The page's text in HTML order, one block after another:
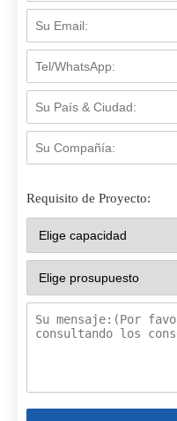
Requisito de Proyecto: